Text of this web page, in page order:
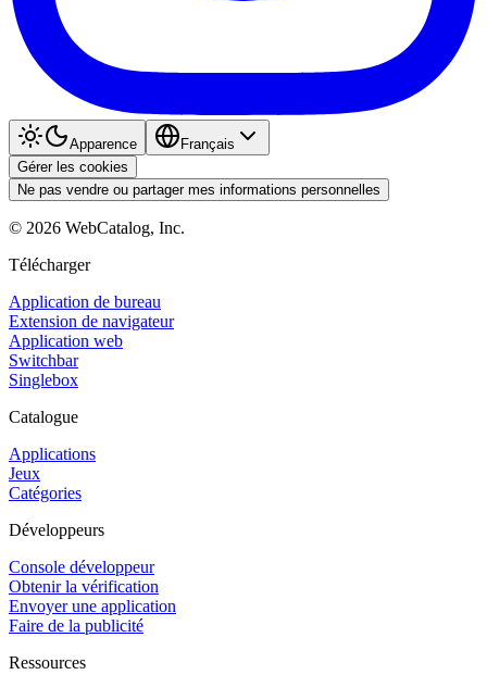
Apparence
Français
Gérer les cookies
Ne pas vendre ou partager mes informations personnelles
© 2026 WebCatalog, Inc.
Télécharger
Application de bureau
Extension de navigateur
Application web
Switchbar
Singlebox
Catalogue
Applications
Jeux
Catégories
Développeurs
Console développeur
Obtenir la vérification
Envoyer une application
Faire de la publicité
Ressources